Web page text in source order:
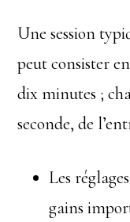
Une session
peut consister
dix minutes ;
seconde, de
Les
gains